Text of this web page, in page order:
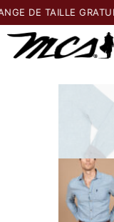
TAILLE GRATUIT